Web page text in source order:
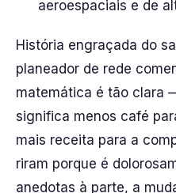
aeroespaciais e de
História engraçada do
planeador de rede
matemática é tão clara
significa menos café
mais receita para a
riram porque é
anedotas à parte, a